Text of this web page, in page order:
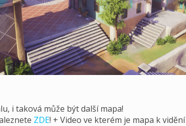
i taková může být další mapa!
ZDE! + Video ve kterém je mapa k vidění